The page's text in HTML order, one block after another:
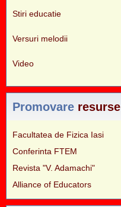
Stiri educatie
Versuri melodii
Video
Promovare resurse
Facultatea de Fizica Iasi
Conferinta FTEM
Revista "V. Adamachi"
Alliance of Educators